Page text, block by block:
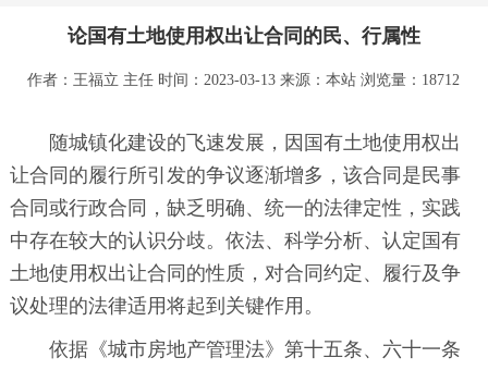
论国有土地使用权出让合同的民、行属性
作者：王福立 主任 时间：2023-03-13 来源：本站 浏览量：18712
随城镇化建设的飞速发展，因国有土地使用权出
让合同的履行所引发的争议逐渐增多，该合同是民事
合同或行政合同，缺乏明确、统一的法律定性，实践
中存在较大的认识分歧。依法、科学分析、认定国有
土地使用权出让合同的性质，对合同约定、履行及争
议处理的法律适用将起到关键作用。
依据《城市房地产管理法》第十五条、六十一条